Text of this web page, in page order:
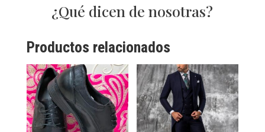
¿Qué dicen de nosotras?
Productos relacionados